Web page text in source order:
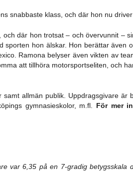
snabbaste klass, och där hon nu
där hon trotsat – och övervunnit –
hon älskar. Hon berättar även
Ramona belyser även vikten av
att tillhöra motorsportseliten, och
allmän publik. Uppdragsgivare är
gymnasieskolor, m.fl. För mer
var 6,35 på en 7-gradig betygsskala